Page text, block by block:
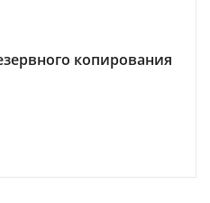
копирования